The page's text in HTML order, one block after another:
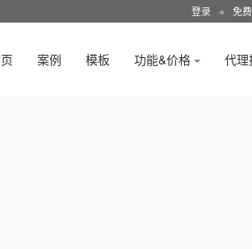
登录 ● 免
案例 模板 功能&价格 代理